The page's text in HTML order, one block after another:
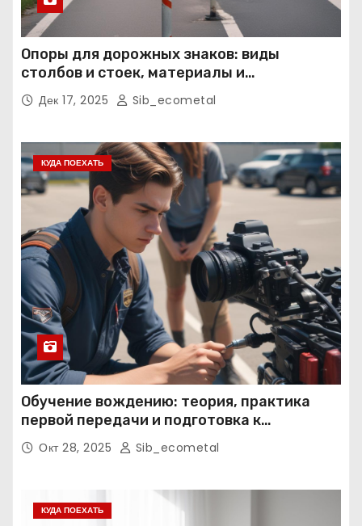
Опоры для дорожных знаков: виды
столбов и стоек, материалы и
нормативные требования
Дек 17, 2025 Sib_ecometal
КУДА ПОЕХАТЬ
Обучение вождению: теория, практика
первой передачи и подготовка к
экзаменам
Окт 28, 2025 Sib_ecometal
КУДА ПОЕХАТЬ